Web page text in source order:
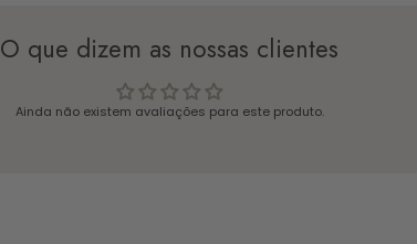
O que dizem as nossas clientes
Ainda não existem avaliações para este produto.